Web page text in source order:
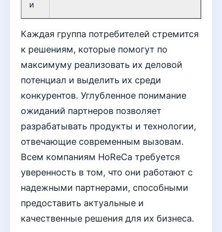
и
Каждая группа потребителей стремится
к решениям, которые помогут по
максимуму реализовать их деловой
потенциал и выделить их среди
конкурентов. Углубленное понимание
ожиданий партнеров позволяет
разрабатывать продукты и технологии,
отвечающие современным вызовам.
Всем компаниям HoReCa требуется
уверенность в том, что они работают с
надежными партнерами, способными
предоставить актуальные и
качественные решения для их бизнеса.